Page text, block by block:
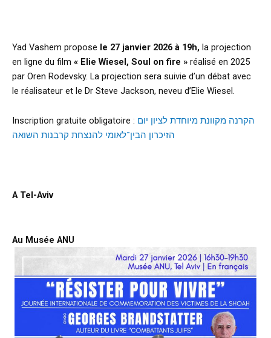
Yad Vashem propose le 27 janvier 2026 à 19h, la projection
en ligne du film « Elie Wiesel, Soul on fire » réalisé en 2025
par Oren Rodevsky. La projection sera suivie d’un débat avec
le réalisateur et le Dr Steve Jackson, neveu d’Elie Wiesel.
Inscription gratuite obligatoire : הקרנה מקוונת מיוחדת לציון יום
הזיכרון הבין־לאומי להנצחת קרבנות השואה
A Tel-Aviv
Au Musée ANU